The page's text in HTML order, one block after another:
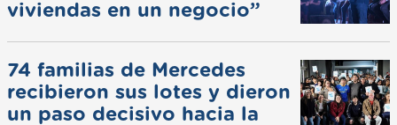
viviendas en un negocio”
74 familias de Mercedes
recibieron sus lotes y dieron
un paso decisivo hacia la